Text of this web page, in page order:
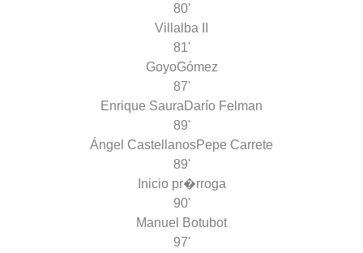
80'
Villalba II
81'
GoyoGómez
87'
Enrique Saura Darío Felman
89'
Ángel CastellanosPepe Carrete
89'
Inicio pr�rroga
90'
Manuel Botubot
97'